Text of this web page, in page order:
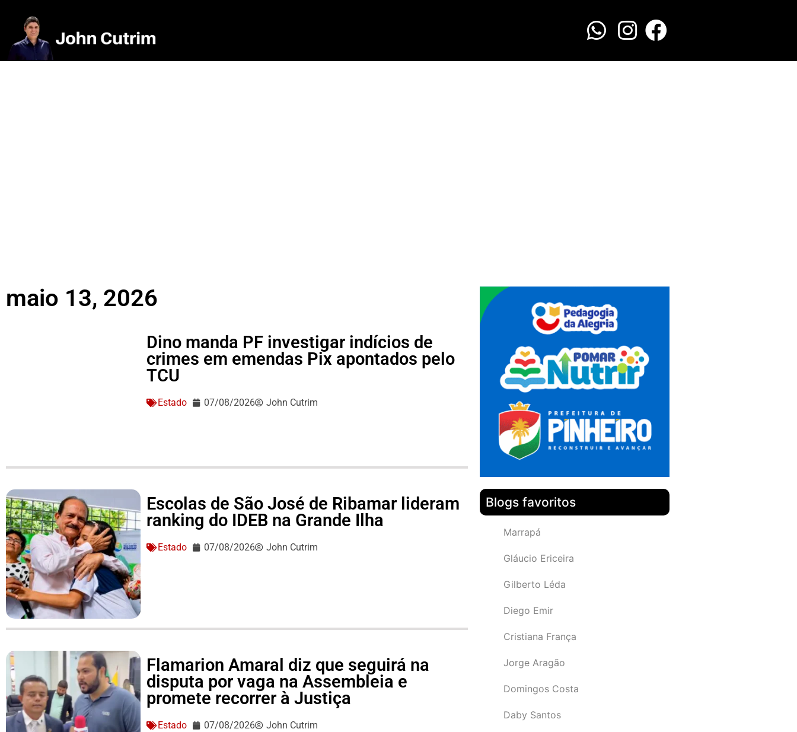
maio 13, 2026
Dino manda PF investigar indícios de
crimes em emendas Pix apontados pelo
TCU
Estado 07/08/2026 John Cutrim
Escolas de São José de Ribamar lideram
ranking do IDEB na Grande Ilha
Estado 07/08/2026 John Cutrim
Flamarion Amaral diz que seguirá na
disputa por vaga na Assembleia e
promete recorrer à Justiça
Estado 07/08/2026 John Cutrim
Blogs favoritos
Marrapá
Gláucio Ericeira
Gilberto Léda
Diego Emir
Cristiana França
Jorge Aragão
Domingos Costa
Daby Santos